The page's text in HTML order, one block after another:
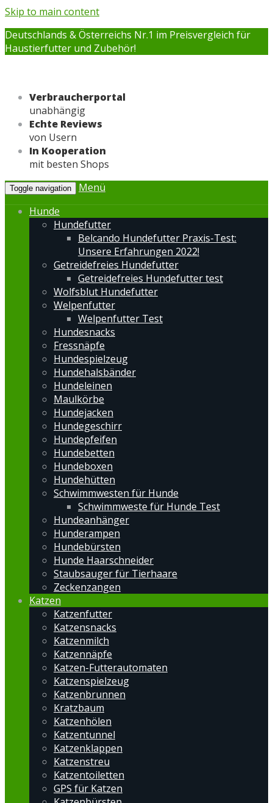
Skip to main content
Deutschlands & Österreichs Nr.1 im Preisvergleich für
Haustierfutter und Zubehör!
Verbraucherportal
unabhängig
Echte Reviews
von Usern
In Kooperation
mit besten Shops
Toggle navigation
Menü
Hunde
Hundefutter
Belcando Hundefutter Praxis-Test:
Unsere Erfahrungen 2022!
Getreidefreies Hundefutter
Getreidefreies Hundefutter test
Wolfsblut Hundefutter
Welpenfutter
Welpenfutter Test
Hundesnacks
Fressnäpfe
Hundespielzeug
Hundehalsbänder
Hundeleinen
Maulkörbe
Hundejacken
Hundegeschirr
Hundepfeifen
Hundebetten
Hundeboxen
Hundehütten
Schwimmwesten für Hunde
Schwimmweste für Hunde Test
Hundeanhänger
Hunderampen
Hundebürsten
Hunde Haarschneider
Staubsauger für Tierhaare
Zeckenzangen
Katzen
Katzenfutter
Katzensnacks
Katzenmilch
Katzennäpfe
Katzen-Futterautomaten
Katzenspielzeug
Katzenbrunnen
Kratzbaum
Katzenhölen
Katzentunnel
Katzenklappen
Katzenstreu
Katzentoiletten
GPS für Katzen